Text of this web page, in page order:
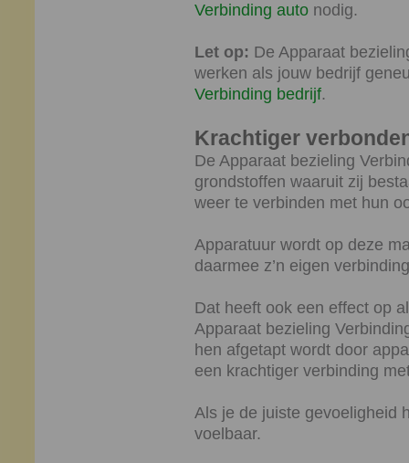
Verbinding autonodig.
Let op: De Apparaat
werken als jouw bedrijf
Verbinding bedrijf.
Krachtiger
De Apparaat bezieling
grondstoffen waaruit zij
weer te verbinden met hun
Apparatuur wordt op deze
daarmee z’n eigen
Dat heeft ook een effect op
Apparaat bezieling
hen afgetapt wordt door
een krachtiger verbinding
Als je de juiste gevoeligheid
voelbaar.